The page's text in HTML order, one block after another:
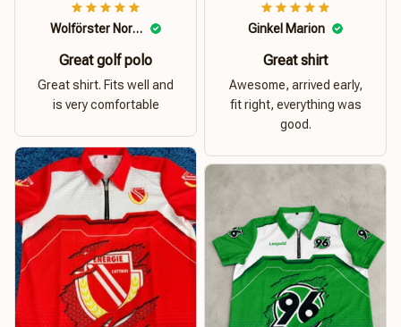
Wolförster Norbert
Great golf polo
Great shirt. Fits well and
is very comfortable
Ginkel Marion
Great shirt
Awesome, arrived early,
fit right, everything was
good.